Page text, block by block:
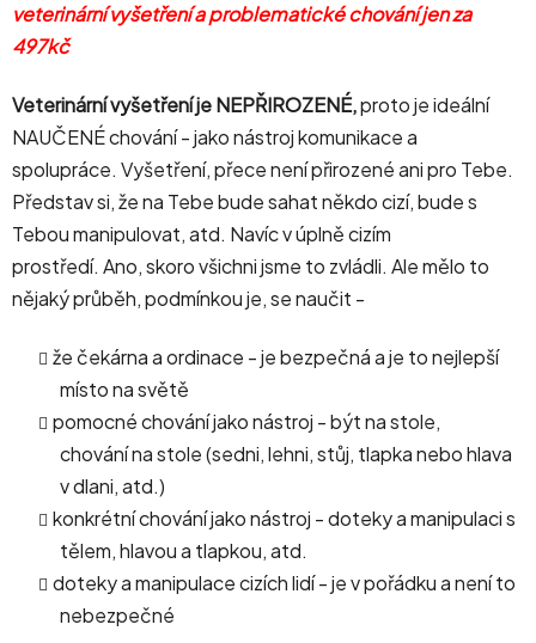
veterinární vyšetření a problematické chování jen za
497kč
Veterinární vyšetření je NEPŘIROZENÉ,proto je ideální
NAUČENÉ chování - jako nástroj komunikace a
spolupráce. Vyšetření, přece není přirozené ani pro Tebe.
Představ si, že na Tebe bude sahat někdo cizí, bude s
Tebou manipulovat, atd. Navíc v úplně cizím
prostředí. Ano, skoro všichni jsme to zvládli. Ale mělo to
nějaký průběh, podmínkou je, se naučit -
že čekárna a ordinace - je bezpečná a je to nejlepší
místo na světě
pomocné chování jako nástroj - být na stole,
chování na stole (sedni, lehni, stůj, tlapka nebo hlava
v dlani, atd.)
konkrétní chování jako nástroj - doteky a manipulaci s
tělem, hlavou a tlapkou, atd.
doteky a manipulace cizích lidí - je v pořádku a není to
nebezpečné